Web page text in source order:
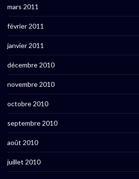
mars 2011
février 2011
janvier 2011
décembre 2010
novembre 2010
octobre 2010
septembre 2010
août 2010
juillet 2010